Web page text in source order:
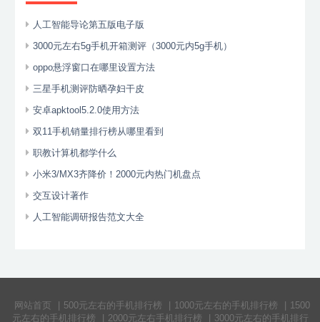
人工智能导论第五版电子版
3000元左右5g手机开箱测评（3000元内5g手机）
oppo悬浮窗口在哪里设置方法
三星手机测评防晒孕妇干皮
安卓apktool5.2.0使用方法
双11手机销量排行榜从哪里看到
职教计算机都学什么
小米3/MX3齐降价！2000元内热门机盘点
交互设计著作
人工智能调研报告范文大全
网站首页 | 500元左右的手机排行榜 | 1000元左右的手机排行榜 | 1500
元左右的手机排行榜
| 2000元左右手机排行榜 | 3000元左右的手机排行